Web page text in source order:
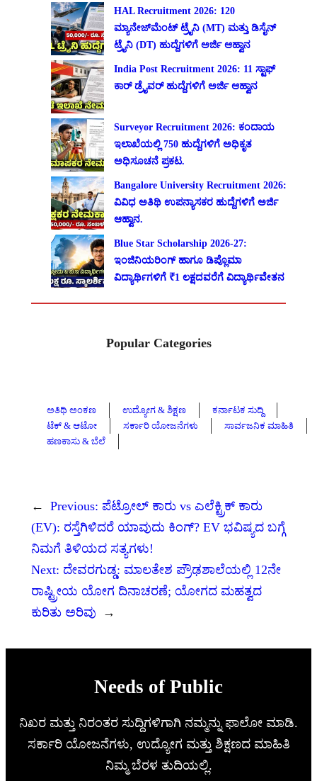
HAL Recruitment 2026: 120
ಮ್ಯಾನೇಜ್‌ಮೆಂಟ್ ಟ್ರೈನಿ (MT) ಮತ್ತು ಡಿಸೈನ್
ಟ್ರೈನಿ (DT) ಹುದ್ದೆಗಳಿಗೆ ಅರ್ಜಿ ಆಹ್ವಾನ
India Post Recruitment 2026: 11 ಸ್ಟಾಫ್
ಕಾರ್ ಡ್ರೈವರ್ ಹುದ್ದೆಗಳಿಗೆ ಅರ್ಜಿ ಆಹ್ವಾನ
Surveyor Recruitment 2026: ಕಂದಾಯ
ಇಲಾಖೆಯಲ್ಲಿ 750 ಹುದ್ದೆಗಳಿಗೆ ಅಧಿಕೃತ
ಅಧಿಸೂಚನೆ ಪ್ರಕಟ.
Bangalore University Recruitment 2026:
ವಿವಿಧ ಅತಿಥಿ ಉಪನ್ಯಾಸಕರ ಹುದ್ದೆಗಳಿಗೆ ಅರ್ಜಿ
ಆಹ್ವಾನ.
Blue Star Scholarship 2026-27:
ಇಂಜಿನಿಯರಿಂಗ್ ಹಾಗೂ ಡಿಪ್ಲೊಮಾ
ವಿದ್ಯಾರ್ಥಿಗಳಿಗೆ ₹1 ಲಕ್ಷದವರೆಗೆ ವಿದ್ಯಾರ್ಥಿವೇತನ
Popular Categories
ಅತಿಥಿ ಅಂಕಣ ಉದ್ಯೋಗ & ಶಿಕ್ಷಣ
ಕರ್ನಾಟಕ ಸುದ್ದಿ
ಟೆಕ್ & ಆಟೋ
ಸರ್ಕಾರಿ ಯೋಜನೆಗಳು
ಸಾರ್ವಜನಿಕ ಮಾಹಿತಿ
ಹಣಕಾಸು & ಬೆಲೆ
← Previous: ಪೆಟ್ರೋಲ್ ಕಾರು vs ಎಲೆಕ್ಟ್ರಿಕ್ ಕಾರು
(EV): ರಸ್ತೆಗಿಳಿದರೆ ಯಾವುದು ಕಿಂಗ್? EV ಭವಿಷ್ಯದ ಬಗ್ಗೆ
ನಿಮಗೆ ತಿಳಿಯದ ಸತ್ಯಗಳು!
Next: ದೇವರಗುಡ್ಡ: ಮಾಲತೇಶ ಪ್ರೌಢಶಾಲೆಯಲ್ಲಿ 12ನೇ
ರಾಷ್ಟ್ರೀಯ ಯೋಗ ದಿನಾಚರಣೆ; ಯೋಗದ ಮಹತ್ವದ
ಕುರಿತು ಅರಿವು
→
Needs of Public
ನಿಖರ ಮತ್ತು ನಿರಂತರ ಸುದ್ದಿಗಳಿಗಾಗಿ ನಮ್ಮನ್ನು ಫಾಲೋ ಮಾಡಿ.
ಸರ್ಕಾರಿ ಯೋಜನೆಗಳು, ಉದ್ಯೋಗ ಮತ್ತು ಶಿಕ್ಷಣದ ಮಾಹಿತಿ
ನಿಮ್ಮ ಬೆರಳ ತುದಿಯಲ್ಲಿ.